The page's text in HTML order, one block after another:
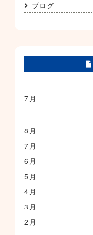
ブログ
7月
8月
7月
6月
5月
4月
3月
2月